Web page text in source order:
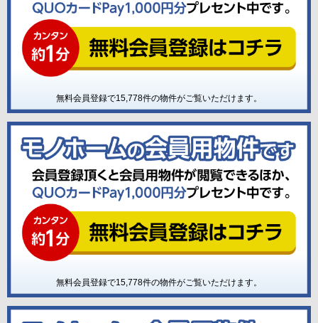
無料会員登録で15,778件の物件がご覧いただけます。
無料会員登録で15,778件の物件がご覧いただけます。